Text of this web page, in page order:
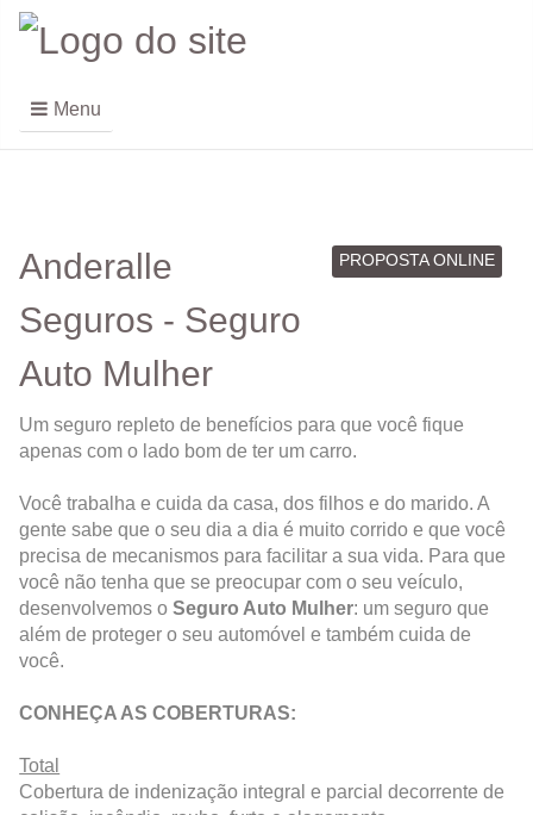
Menu
PROPOSTA ONLINE
Anderalle
Seguros - Seguro
Auto Mulher
Um seguro repleto de benefícios para que você fique
apenas com o lado bom de ter um carro.
Você trabalha e cuida da casa, dos filhos e do marido. A
gente sabe que o seu dia a dia é muito corrido e que você
precisa de mecanismos para facilitar a sua vida. Para que
você não tenha que se preocupar com o seu veículo,
desenvolvemos oSeguro Auto Mulher: um seguro que
além de proteger o seu automóvel e também cuida de
você.
CONHEÇA AS COBERTURAS:
Total
Cobertura de indenização integral e parcial decorrente de